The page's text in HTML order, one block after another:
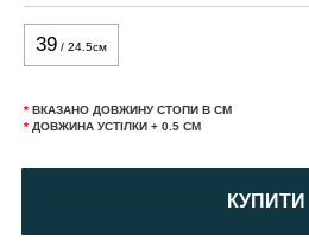
39 / 24.5см
* ВКАЗАНО ДОВЖИНУ СТОПИ В СМ
* ДОВЖИНА УСТІЛКИ + 0.5 СМ
КУПИТИ